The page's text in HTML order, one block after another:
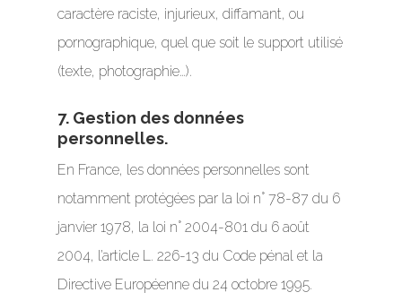
caractère raciste, injurieux, diffamant, ou
pornographique, quel que soit le support utilisé
(texte, photographie…).
7. Gestion des données
personnelles.
En France, les données personnelles sont
notamment protégées par la loi n° 78-87 du 6
janvier 1978, la loi n° 2004-801 du 6 août
2004, l’article L. 226-13 du Code pénal et la
Directive Européenne du 24 octobre 1995.